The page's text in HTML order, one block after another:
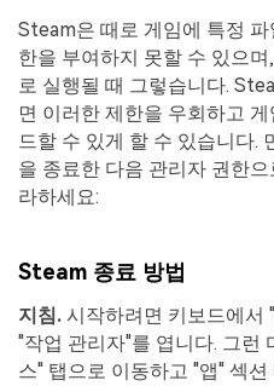
Steam은 때로 게임에 특정
한을 부여하지 못할 수 있으
로 실행될 때 그렇습니다.
면 이러한 제한을 우회하고
드할 수 있게 할 수 있습니다.
을 종료한 다음 관리자 권한
라하세요:
Steam 종료 방법
지침. 시작하려면 키보드에서
"작업 관리자"를 엽니다. 그런
스" 탭으로 이동하고 "앱" 섹